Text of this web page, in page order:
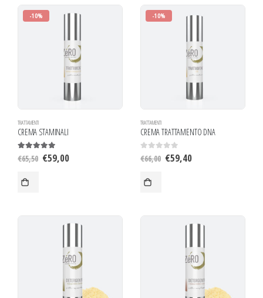
-10%
TRATTAMENTI
CREMA STAMINALI
5.00out of 5
€65,50 €59,00
-10%
TRATTAMENTI
CREMA TRATTAMENTO DNA
0out of 5
€66,00 €59,40